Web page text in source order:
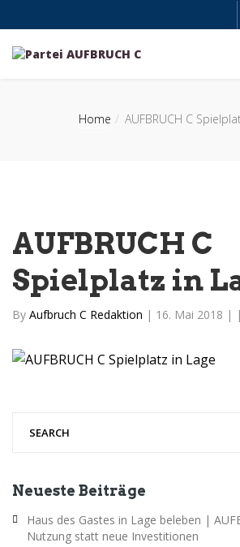
Home AUFBRUCH C
AUFBRUCH C
Spielplatz in
By Aufbruch C Redaktion | 16. Mai 2018 | |
Neueste Beiträge
Haus des Gastes in Lage beleben |
Nutzung statt neue Investitionen